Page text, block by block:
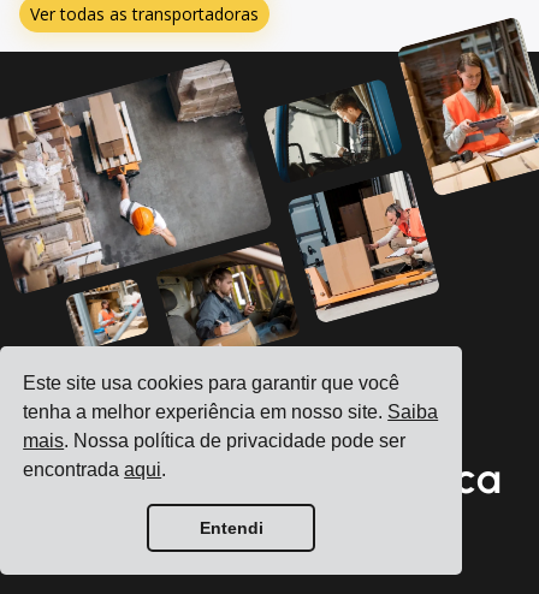
Este site usa cookies para garantir que você
tenha a melhor experiência em nosso site. Saiba
mais. Nossa política de privacidade pode ser
encontradaaqui.
Entendi
Ver todas as transportadoras
Veja como podemos
impulsionar sua logística